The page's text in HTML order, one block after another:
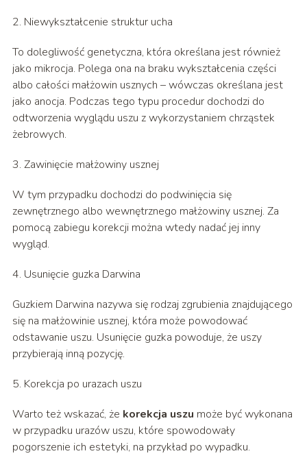
2. Niewykształcenie struktur ucha
To dolegliwość genetyczna, która określana jest również
jako mikrocja. Polega ona na braku wykształcenia części
albo całości małżowin usznych – wówczas określana jest
jako anocja. Podczas tego typu procedur dochodzi do
odtworzenia wyglądu uszu z wykorzystaniem chrząstek
żebrowych.
3. Zawinięcie małżowiny usznej
W tym przypadku dochodzi do podwinięcia się
zewnętrznego albo wewnętrznego małżowiny usznej. Za
pomocą zabiegu korekcji można wtedy nadać jej inny
wygląd.
4. Usunięcie guzka Darwina
Guzkiem Darwina nazywa się rodzaj zgrubienia znajdującego
się na małżowinie usznej, która może powodować
odstawanie uszu. Usunięcie guzka powoduje, że uszy
przybierają inną pozycję.
5. Korekcja po urazach uszu
Warto też wskazać, że korekcja uszu może być wykonana
w przypadku urazów uszu, które spowodowały
pogorszenie ich estetyki, na przykład po wypadku.